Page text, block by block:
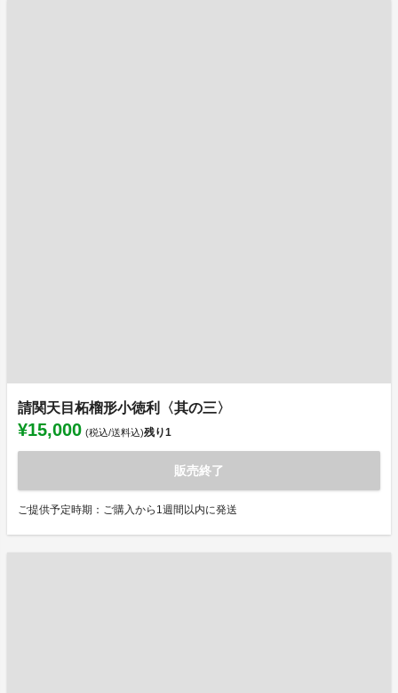
請関天目柘榴形小徳利〈其の三〉
¥15,000 (税込/送料込)残り1
販売終了
ご提供予定時期：ご購入から1週間以内に発送